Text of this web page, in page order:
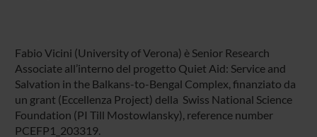
Fabio Vicini (University of Verona) è Senior Research
Associate all’interno del progetto Quiet Aid: Service and
Salvation in the Balkans-to-Bengal Complex, finanziato da
un grant (Eccellenza Project) della Swiss National Science
Foundation (PI Till Mostowlansky), reference number
PCEFP1_203319.